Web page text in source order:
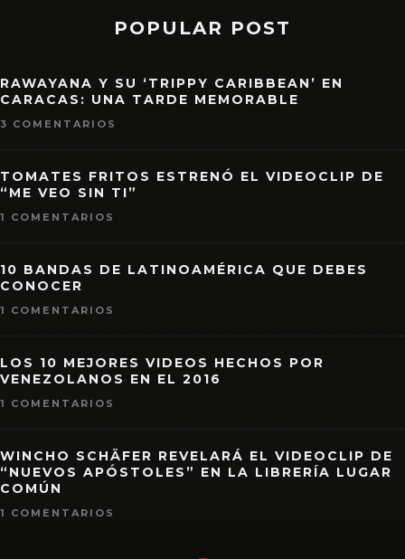
POPULAR POST
RAWAYANA Y SU ‘TRIPPY CARIBBEAN’ EN
CARACAS: UNA TARDE MEMORABLE
3 COMENTARIOS
TOMATES FRITOS ESTRENÓ EL VIDEOCLIP DE
“ME VEO SIN TI”
1 COMENTARIOS
10 BANDAS DE LATINOAMÉRICA QUE DEBES
CONOCER
1 COMENTARIOS
LOS 10 MEJORES VIDEOS HECHOS POR
VENEZOLANOS EN EL 2016
1 COMENTARIOS
WINCHO SCHÄFER REVELARÁ EL VIDEOCLIP DE
“NUEVOS APÓSTOLES” EN LA LIBRERÍA LUGAR
COMÚN
1 COMENTARIOS